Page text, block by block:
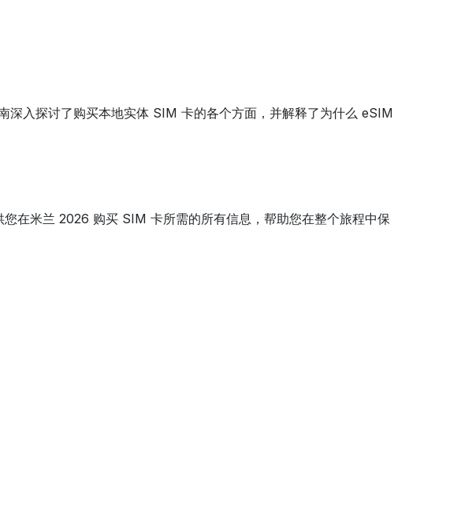
深入探讨了购买本地实体 SIM 卡的各个方面，并解释了为什么 eSIM
在米兰 2026 购买 SIM 卡所需的所有信息，帮助您在整个旅程中保